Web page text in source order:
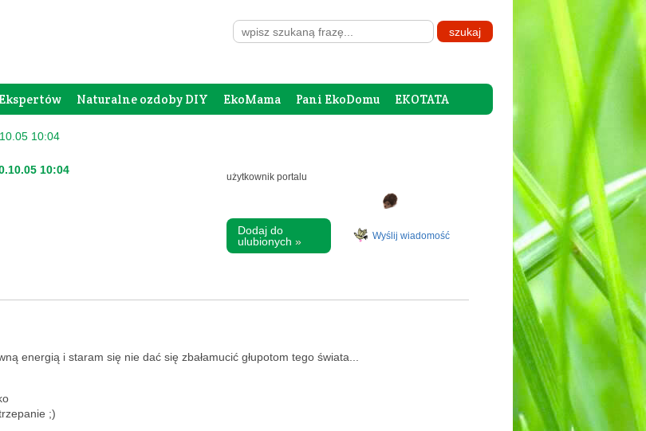
Naturalne ozdoby DIY EkoMama Pani EkoDomu EKOTATA
Forum Rodziców
10:04
10:04
użytkownik portalu
Dodaj do
ulubionych » Wyślij wiadomość
energią i staram się nie dać się zbałamucić głupotom tego świata...
;)